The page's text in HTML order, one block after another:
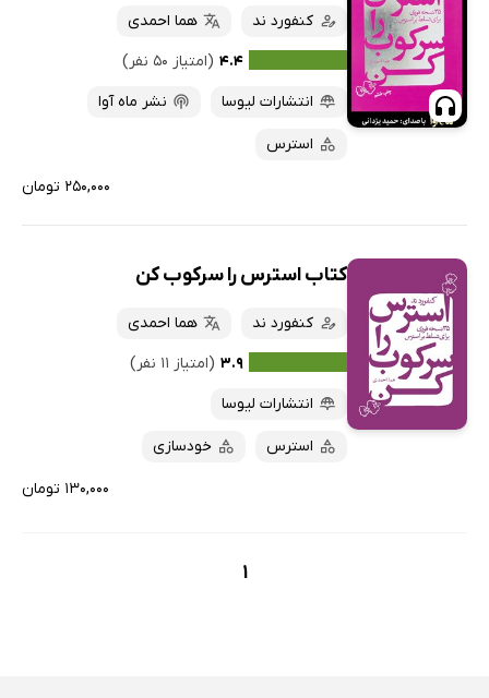
داغ‌ترین‌ها
پرفروش‌ها
پربحث‌ها
کتاب‌های صوتی
کتاب‌های متنی
کنفورد ند
هما احمدی
۴.۴ (امتیاز ۵۰ نفر)
انتشارات لیوسا
نشر ماه آوا
استرس
۲۵۰,۰۰۰ تومان
کتاب استرس را سرکوب کن
کنفورد ند
هما احمدی
۳.۹ (امتیاز ۱۱ نفر)
انتشارات لیوسا
استرس خودسازی
۱۳۰,۰۰۰ تومان
1